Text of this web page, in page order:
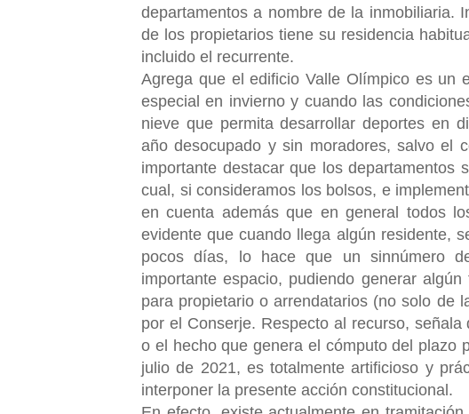
departamentos a nombre de la inmobiliaria.
de los propietarios tiene su residencia
incluido el recurrente.
Agrega que el edificio Valle Olímpico es un
especial en invierno y cuando las
nieve que permita desarrollar deportes en
año desocupado y sin moradores, salvo el
importante destacar que los
cual, si consideramos los bolsos, e
en cuenta además que en general todos
evidente que cuando llega algún residente,
pocos días, lo hace que un sinnúmero
importante espacio, pudiendo generar
para propietario o arrendatarios (no solo de
por el Conserje. Respecto al recurso,
o el hecho que genera el cómputo del plazo
julio de 2021, es totalmente artificioso y
interponer la presente acción constitucional.